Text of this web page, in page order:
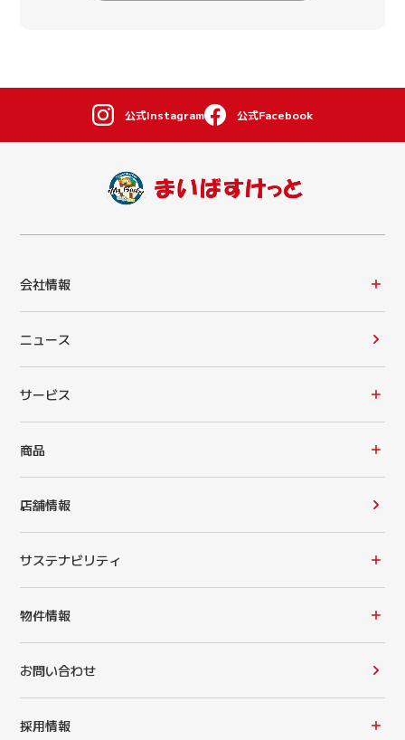
公式Instagram 公式Facebook
会社情報
ニュース
サービス
商品
店舗情報
サステナビリティ
物件情報
お問い合わせ
採用情報